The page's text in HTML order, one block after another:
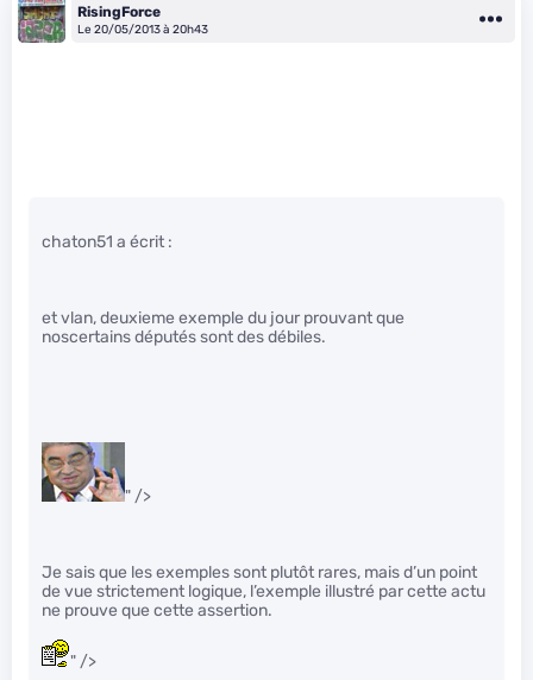
RisingForce
Le 20/05/2013 à 20h43
chaton51 a écrit :
et vlan, deuxieme exemple du jour prouvant que
noscertains députés sont des débiles.
" />
Je sais que les exemples sont plutôt rares, mais d’un point
de vue strictement logique, l’exemple illustré par cette actu
ne prouve que cette assertion.
" />